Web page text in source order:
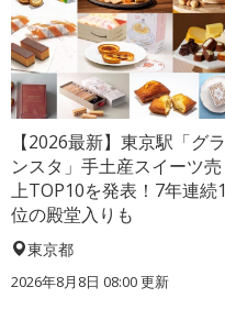
【2026最新】東京駅「グラ
ンスタ」手土産スイーツ売
上TOP10を発表！7年連続1
位の殿堂入りも
東京都
2026年8月8日 08:00更新